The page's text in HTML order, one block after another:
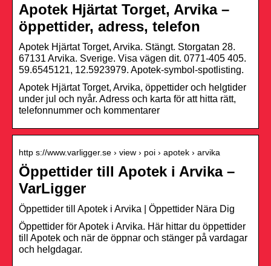
Apotek Hjärtat Torget, Arvika –
öppettider, adress, telefon
Apotek Hjärtat Torget, Arvika. Stängt. Storgatan 28.
67131 Arvika. Sverige. Visa vägen dit. 0771-405 405.
59.6545121, 12.5923979. Apotek-symbol-spotlisting.
Apotek Hjärtat Torget, Arvika, öppettider och helgtider
under jul och nyår. Adress och karta för att hitta rätt,
telefonnummer och kommentarer
http s://www.varligger.se › view › poi › apotek › arvika
Öppettider till Apotek i Arvika –
VarLigger
Öppettider till Apotek i Arvika | Öppettider Nära Dig
Öppettider för Apotek i Arvika. Här hittar du öppettider
till Apotek och när de öppnar och stänger på vardagar
och helgdagar.